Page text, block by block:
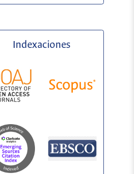
Indexaciones